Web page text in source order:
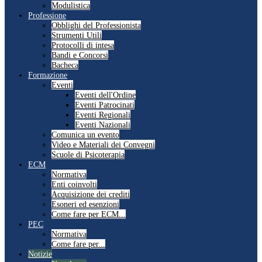
Modulistica
Professione
Obblighi del Professionista
Strumenti Utili
Protocolli di intesa
Bandi e Concorsi
Bacheca
Formazione
Eventi
Eventi dell'Ordine
Eventi Patrocinati
Eventi Regionali
Eventi Nazionali
Comunica un evento
Video e Materiali dei Convegni
Scuole di Psicoterapia
ECM
Normativa
Enti coinvolti
Acquisizione dei crediti
Esoneri ed esenzioni
Come fare per ECM...
PEC
Normativa
Come fare per...
Notizie